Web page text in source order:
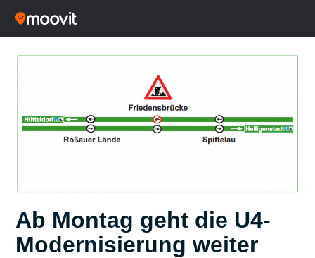
Ab Montag geht die U4-
Modernisierung weiter